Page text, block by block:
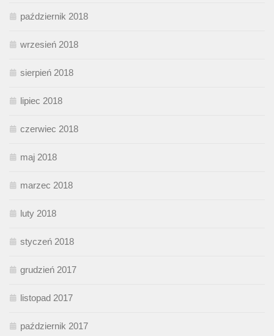
październik 2018
wrzesień 2018
sierpień 2018
lipiec 2018
czerwiec 2018
maj 2018
marzec 2018
luty 2018
styczeń 2018
grudzień 2017
listopad 2017
październik 2017